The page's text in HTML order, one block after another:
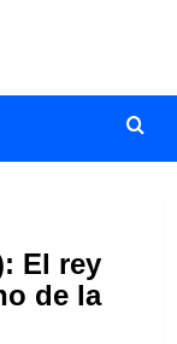
El rey
de la